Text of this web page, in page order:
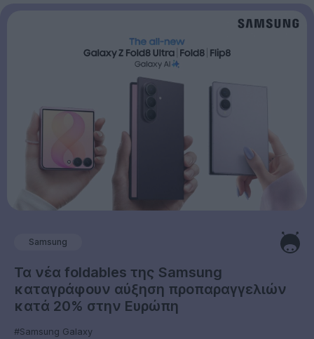
Samsung
Τα νέα foldables της Samsung
καταγράφουν αύξηση προπαραγγελιών
κατά 20% στην Ευρώπη
#Samsung Galaxy